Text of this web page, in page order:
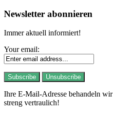
Newsletter abonnieren
Immer aktuell informiert!
Your email:
Ihre E-Mail-Adresse behandeln wir
streng vertraulich!